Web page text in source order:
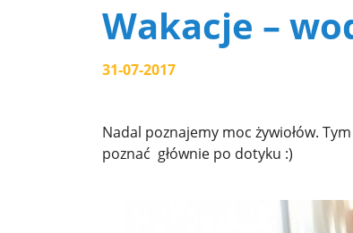
Wakacje –
31-07-2017
Nadal poznajemy moc żywiołów.
poznać głównie po dotyku :)